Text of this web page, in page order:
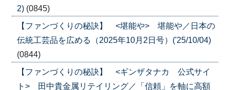
2) (0845)
【ファンづくりの秘訣】 <堪能や> 堪能や／日本の
伝統工芸品を広める（2025年10月2日号）('25/10/04)
(0844)
【ファンづくりの秘訣】 <ギンザタナカ 公式サイ
ト> 田中貴金属リテイリング／「信頼」を軸に高額